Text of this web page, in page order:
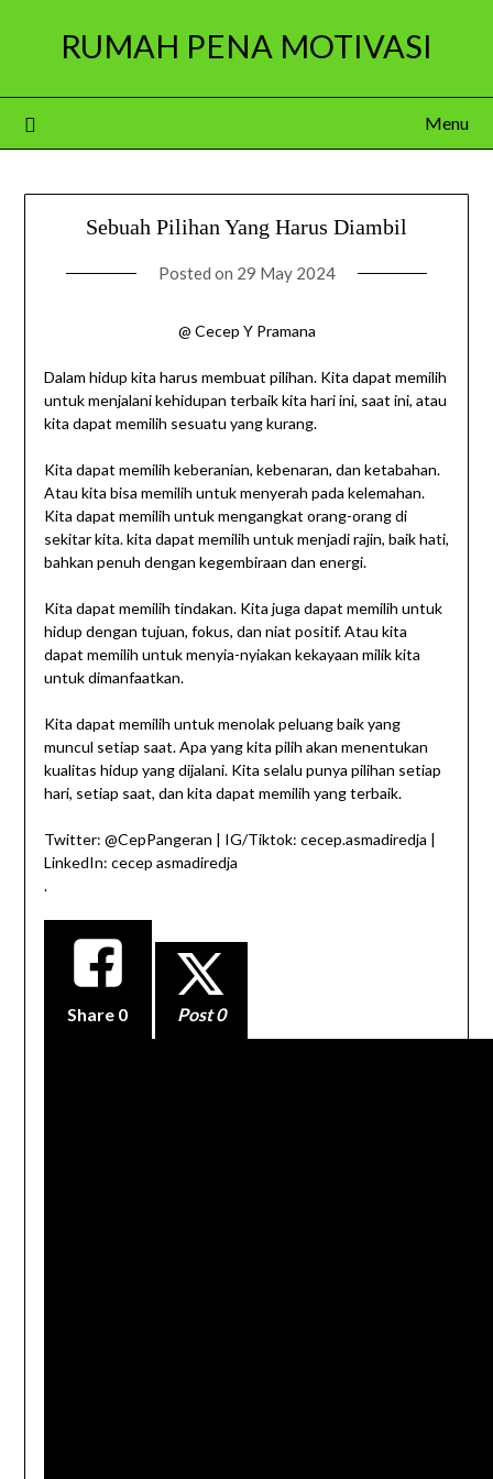
RUMAH PENA MOTIVASI
Menu
Sebuah Pilihan Yang Harus Diambil
Posted on 29 May 2024
@ Cecep Y Pramana
Dalam hidup kita harus membuat pilihan. Kita dapat memilih
untuk menjalani kehidupan terbaik kita hari ini, saat ini, atau
kita dapat memilih sesuatu yang kurang.
Kita dapat memilih keberanian, kebenaran, dan ketabahan.
Atau kita bisa memilih untuk menyerah pada kelemahan.
Kita dapat memilih untuk mengangkat orang-orang di
sekitar kita. kita dapat memilih untuk menjadi rajin, baik hati,
bahkan penuh dengan kegembiraan dan energi.
Kita dapat memilih tindakan. Kita juga dapat memilih untuk
hidup dengan tujuan, fokus, dan niat positif. Atau kita
dapat memilih untuk menyia-nyiakan kekayaan milik kita
untuk dimanfaatkan.
Kita dapat memilih untuk menolak peluang baik yang
muncul setiap saat. Apa yang kita pilih akan menentukan
kualitas hidup yang dijalani. Kita selalu punya pilihan setiap
hari, setiap saat, dan kita dapat memilih yang terbaik.
​​Twitter: @CepPangeran | IG/Tiktok: cecep.asmadiredja |
LinkedIn: cecep asmadiredja
.
Share 0 Post 0